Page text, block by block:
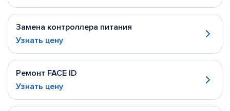
Замена контроллера питания
Узнать цену
Ремонт FACE ID
Узнать цену